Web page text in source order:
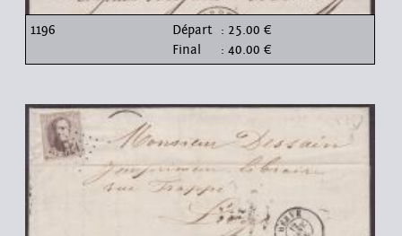
1196 Départ : 25.00 €
Final
: 40.00 €